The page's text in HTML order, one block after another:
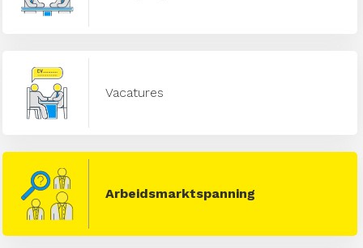
Vacatures
Arbeidsmarktspanning